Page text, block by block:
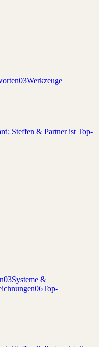
03Werkzeuge
Steffen & Partner ist Top-
03Systeme &
06Top-